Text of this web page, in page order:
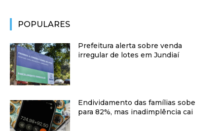
POPULARES
Prefeitura alerta sobre venda
irregular de lotes em Jundiaí
Endividamento das famílias sobe
para 82%, mas inadimplência cai